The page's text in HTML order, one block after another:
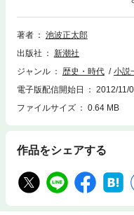
まきこまれることになる。し
強力なエネルギーに変えて、
しく爽やかな男の生涯。
著者
池波正太郎
出版社
新潮社
ジャンル
歴史・時代
小説
電子版配信開始日
2012/11/
ファイルサイズ
0.64 MB
作品をシェアする